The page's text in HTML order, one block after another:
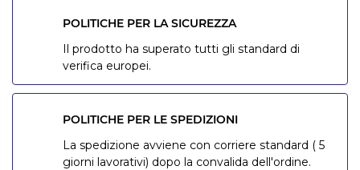
POLITICHE PER LA SICUREZZA
Il prodotto ha superato tutti gli standard di
verifica europei.
POLITICHE PER LE SPEDIZIONI
La spedizione avviene con corriere standard ( 5
giorni lavorativi) dopo la convalida dell'ordine.